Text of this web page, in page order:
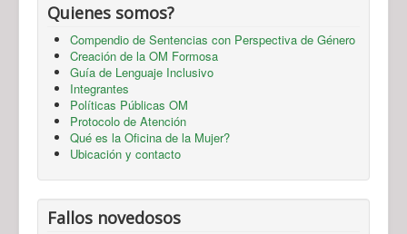
Quienes somos?
Compendio de Sentencias con Perspectiva de Género
Creación de la OM Formosa
Guía de Lenguaje Inclusivo
Integrantes
Políticas Públicas OM
Protocolo de Atención
Qué es la Oficina de la Mujer?
Ubicación y contacto
Fallos novedosos